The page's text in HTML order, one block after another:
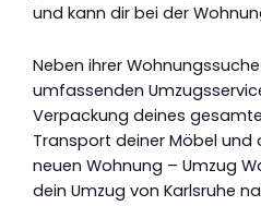
und kann dir bei der
Neben ihrer
umfassenden
Verpackung deines
Transport deiner Möbel und
neuen Wohnung – Umzug
dein Umzug von Karlsruhe